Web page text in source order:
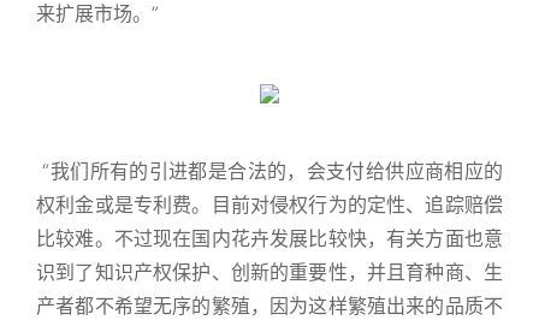
来扩展市场。”
“我们所有的引进都是合法的，会支付给供应商相应的
权利金或是专利费。目前对侵权行为的定性、追踪赔偿
比较难。不过现在国内花卉发展比较快，有关方面也意
识到了知识产权保护、创新的重要性，并且育种商、生
产者都不希望无序的繁殖，因为这样繁殖出来的品质不